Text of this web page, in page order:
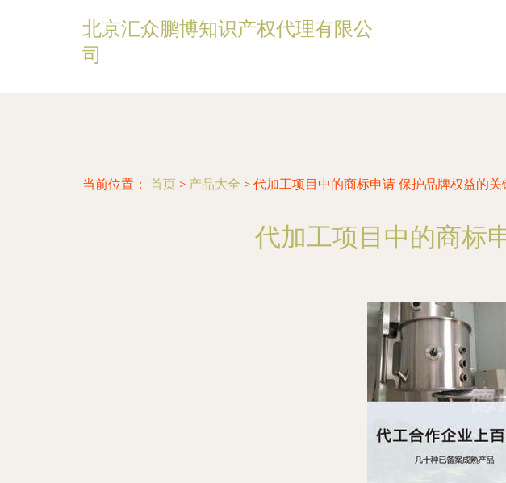
北京汇众鹏博知识产权代理有限公
司
当前位置： 首页 > 产品大全 > 代加工项目中的商标申请 保护品牌权益的关
代加工项目中的商标